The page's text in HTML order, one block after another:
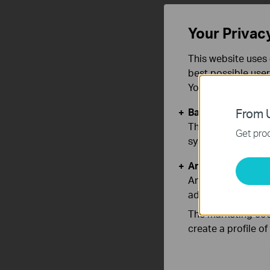
From
Get
Your
This website
best possible
You can find
Basic Cookies
These cookies
systems.
Analysis and
Analysis cookies
adapt the
The marketing
create a profile